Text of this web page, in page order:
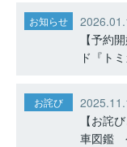
お知らせ
【予約
ド『ト
お詫び
【お詫
車図鑑